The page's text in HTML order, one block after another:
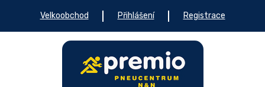
Velkoobchod Přihlášení Registrace